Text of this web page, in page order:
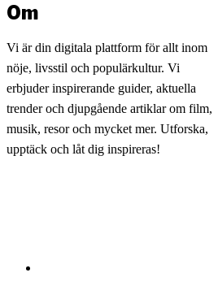
Om
Vi är din digitala plattform för allt inom
nöje, livsstil och populärkultur. Vi
erbjuder inspirerande guider, aktuella
trender och djupgående artiklar om film,
musik, resor och mycket mer. Utforska,
upptäck och låt dig inspireras!